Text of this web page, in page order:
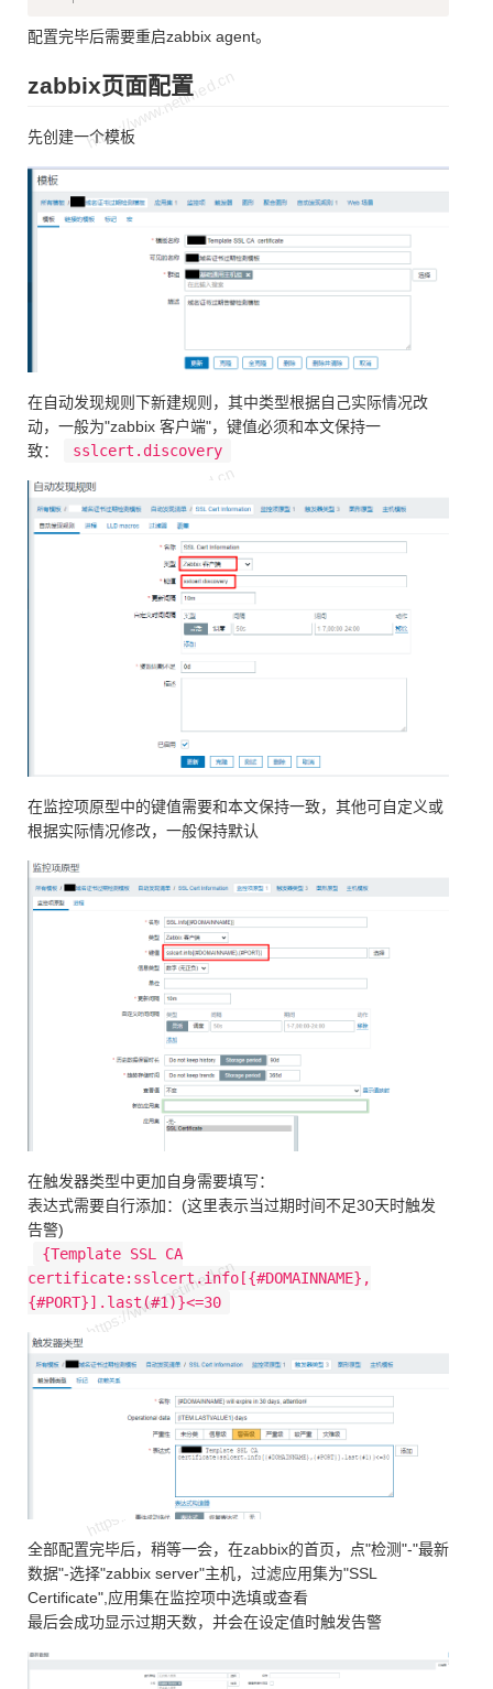
配置完毕后需要重启zabbix agent。
zabbix页面配置
先创建一个模板
在自动发现规则下新建规则，其中类型根据自己实际情况改
动，一般为"zabbix 客户端"，键值必须和本文保持一
致：
sslcert.discovery
在监控项原型中的键值需要和本文保持一致，其他可自定义或
根据实际情况修改，一般保持默认
在触发器类型中更加自身需要填写：
表达式需要自行添加：(这里表示当过期时间不足30天时触发
告警)
{Template SSL CA
certificate:sslcert.info[{#DOMAINNAME},
{#PORT}].last(#1)}<=30
全部配置完毕后，稍等一会，在zabbix的首页，点"检测"-"最新
数据"-选择"zabbix server"主机，过滤应用集为"SSL
Certificate",应用集在监控项中选填或查看
最后会成功显示过期天数，并会在设定值时触发告警